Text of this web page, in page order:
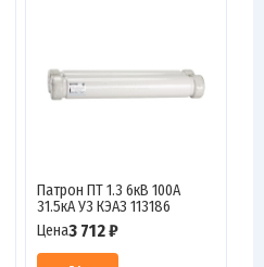
Патрон ПТ 1.3 6кВ 100А
31.5кА У3 КЭАЗ 113186
Цена3 712 ₽